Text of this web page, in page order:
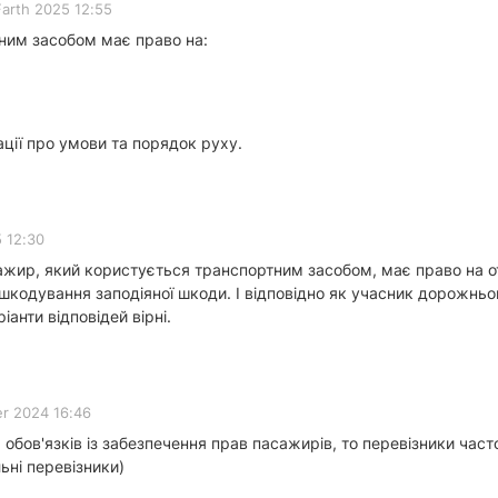
2025 12:55
засобом має право на:
про умови та порядок руху.
12:30
який користується транспортним засобом, має право на
заподіяної шкоди. І відповідно як учасник
відповідей вірні.
2024 16:46
із забезпечення прав пасажирів, то перевізники
перевізники)